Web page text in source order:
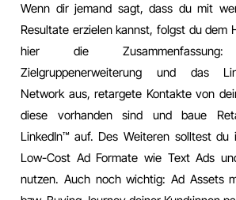
Wenn dir jemand sagt, dass du mit
Resultate erzielen kannst, folgst du dem
hier die
Zielgruppenerweiterung und das
Network aus, retargete Kontakte von
diese vorhanden sind und baue
LinkedIn™️ auf. Des Weiteren solltest du
Low-Cost Ad Formate wie Text Ads
nutzen. Auch noch wichtig: Ad Assets